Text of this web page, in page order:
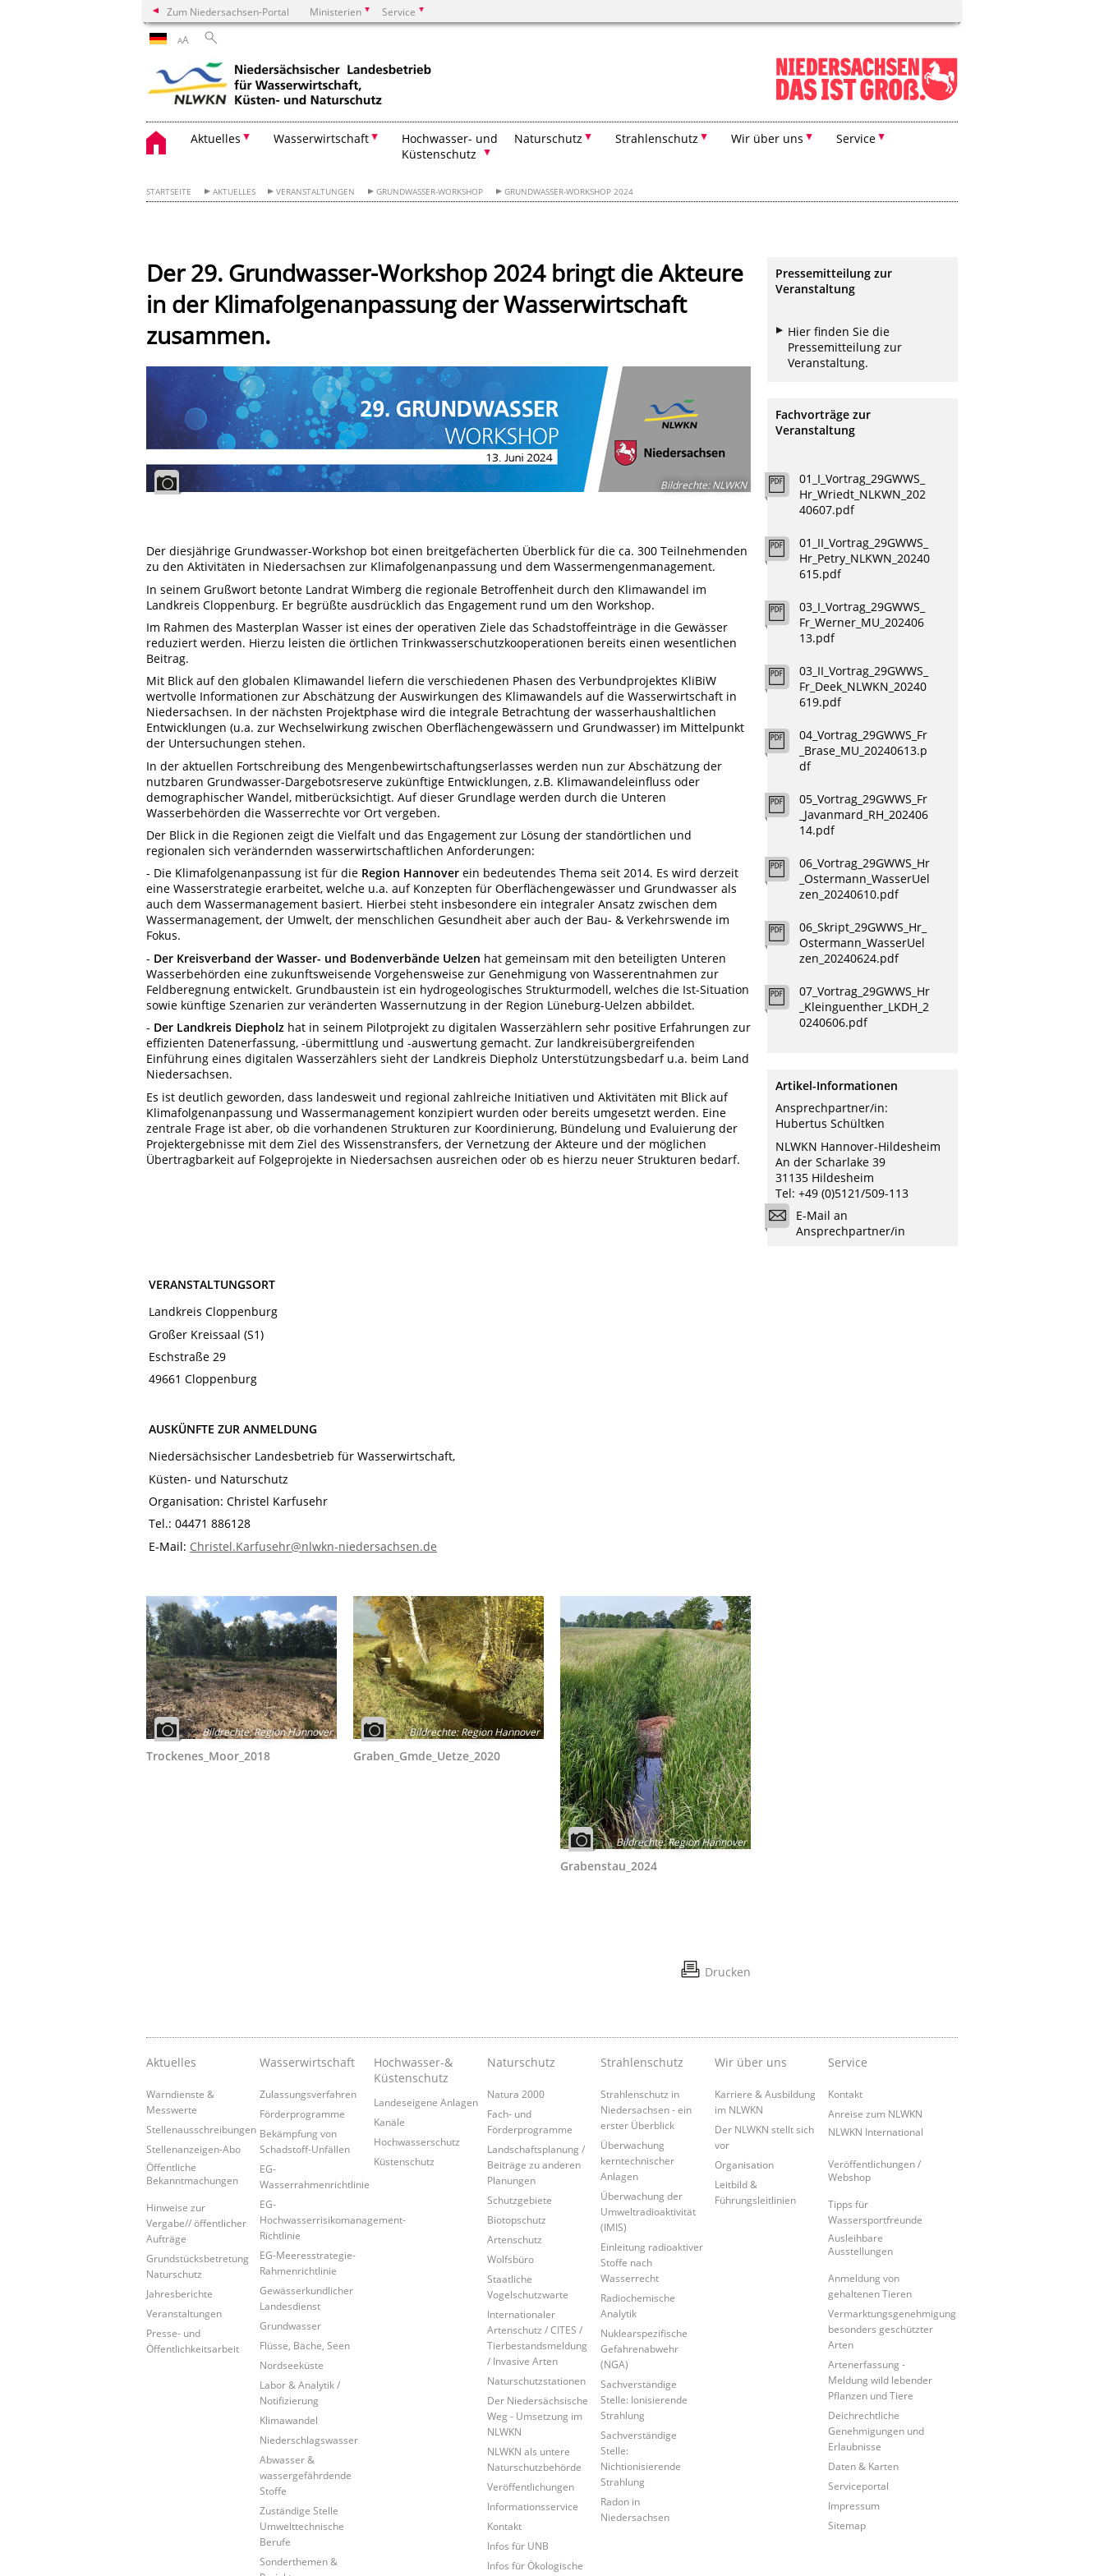
Zum Niedersachsen-Portal Ministerien Service
AA
Aktuelles Wasserwirtschaft
Hochwasser- und
Küstenschutz
Naturschutz Strahlenschutz Wir über uns Service
STARTSEITE AKTUELLES VERANSTALTUNGEN GRUNDWASSER-WORKSHOP GRUNDWASSER-WORKSHOP 2024
Der 29. Grundwasser-Workshop 2024 bringt die Akteure
in der Klimafolgenanpassung der Wasserwirtschaft
zusammen.
Bildrechte:NLWKN
Der diesjährige Grundwasser-Workshop bot einen breitgefächerten Überblick für die ca. 300 Teilnehmenden
zu den Aktivitäten in Niedersachsen zur Klimafolgenanpassung und dem Wassermengenmanagement.
In seinem Grußwort betonte Landrat Wimberg die regionale Betroffenheit durch den Klimawandel im
Landkreis Cloppenburg. Er begrüßte ausdrücklich das Engagement rund um den Workshop.
Im Rahmen des Masterplan Wasser ist eines der operativen Ziele das Schadstoffeinträge in die Gewässer
reduziert werden. Hierzu leisten die örtlichen Trinkwasserschutzkooperationen bereits einen wesentlichen
Beitrag.
Mit Blick auf den globalen Klimawandel liefern die verschiedenen Phasen des Verbundprojektes KliBiW
wertvolle Informationen zur Abschätzung der Auswirkungen des Klimawandels auf die Wasserwirtschaft in
Niedersachsen. In der nächsten Projektphase wird die integrale Betrachtung der wasserhaushaltlichen
Entwicklungen (u.a. zur Wechselwirkung zwischen Oberflächengewässern und Grundwasser) im Mittelpunkt
der Untersuchungen stehen.
In der aktuellen Fortschreibung des Mengenbewirtschaftungserlasses werden nun zur Abschätzung der
nutzbaren Grundwasser-Dargebotsreserve zukünftige Entwicklungen, z.B. Klimawandeleinfluss oder
demographischer Wandel, mitberücksichtigt. Auf dieser Grundlage werden durch die Unteren
Wasserbehörden die Wasserrechte vor Ort vergeben.
Der Blick in die Regionen zeigt die Vielfalt und das Engagement zur Lösung der standörtlichen und
regionalen sich verändernden wasserwirtschaftlichen Anforderungen:
- Die Klimafolgenanpassung ist für die Region Hannover ein bedeutendes Thema seit 2014. Es wird derzeit
eine Wasserstrategie erarbeitet, welche u.a. auf Konzepten für Oberflächengewässer und Grundwasser als
auch dem Wassermanagement basiert. Hierbei steht insbesondere ein integraler Ansatz zwischen dem
Wassermanagement, der Umwelt, der menschlichen Gesundheit aber auch der Bau- & Verkehrswende im
Fokus.
- Der Kreisverband der Wasser- und Bodenverbände Uelzen hat gemeinsam mit den beteiligten Unteren
Wasserbehörden eine zukunftsweisende Vorgehensweise zur Genehmigung von Wasserentnahmen zur
Feldberegnung entwickelt. Grundbaustein ist ein hydrogeologisches Strukturmodell, welches die Ist-Situation
sowie künftige Szenarien zur veränderten Wassernutzung in der Region Lüneburg-Uelzen abbildet.
- Der Landkreis Diepholz hat in seinem Pilotprojekt zu digitalen Wasserzählern sehr positive Erfahrungen zur
effizienten Datenerfassung, -übermittlung und -auswertung gemacht. Zur landkreisübergreifenden
Einführung eines digitalen Wasserzählers sieht der Landkreis Diepholz Unterstützungsbedarf u.a. beim Land
Niedersachsen.
Es ist deutlich geworden, dass landesweit und regional zahlreiche Initiativen und Aktivitäten mit Blick auf
Klimafolgenanpassung und Wassermanagement konzipiert wurden oder bereits umgesetzt werden. Eine
zentrale Frage ist aber, ob die vorhandenen Strukturen zur Koordinierung, Bündelung und Evaluierung der
Projektergebnisse mit dem Ziel des Wissenstransfers, der Vernetzung der Akteure und der möglichen
Übertragbarkeit auf Folgeprojekte in Niedersachsen ausreichen oder ob es hierzu neuer Strukturen bedarf.
VERANSTALTUNGSORT
Landkreis Cloppenburg
Großer Kreissaal (S1)
Eschstraße 29
49661 Cloppenburg
AUSKÜNFTE ZUR ANMELDUNG
Niedersächsischer Landesbetrieb für Wasserwirtschaft,
Küsten- und Naturschutz
Organisation: Christel Karfusehr
Tel.: 04471 886128
E-Mail: Christel.Karfusehr@nlwkn-niedersachsen.de
Bildrechte:Region Hannover
Trockenes_Moor_2018
Bildrechte:Region Hannover
Graben_Gmde_Uetze_2020
Bildrechte:Region Hannover
Grabenstau_2024
Drucken
Pressemitteilung zur
Veranstaltung
Hier finden Sie die
Pressemitteilung zur
Veranstaltung.
Fachvorträge zur
Veranstaltung
01_I_Vortrag_29GWWS_
Hr_Wriedt_NLKWN_202
40607.pdf
01_II_Vortrag_29GWWS_
Hr_Petry_NLKWN_20240
615.pdf
03_I_Vortrag_29GWWS_
Fr_Werner_MU_202406
13.pdf
03_II_Vortrag_29GWWS_
Fr_Deek_NLWKN_20240
619.pdf
04_Vortrag_29GWWS_Fr
_Brase_MU_20240613.p
df
05_Vortrag_29GWWS_Fr
_Javanmard_RH_202406
14.pdf
06_Vortrag_29GWWS_Hr
_Ostermann_WasserUel
zen_20240610.pdf
06_Skript_29GWWS_Hr_
Ostermann_WasserUel
zen_20240624.pdf
07_Vortrag_29GWWS_Hr
_Kleinguenther_LKDH_2
0240606.pdf
Artikel-Informationen
Ansprechpartner/in:
Hubertus Schültken
NLWKN Hannover-Hildesheim
An der Scharlake 39
31135 Hildesheim
Tel: +49 (0)5121/509-113
E-Mail an
Ansprechpartner/in
Aktuelles
Warndienste &
Messwerte
Stellenausschreibungen
Stellenanzeigen-Abo
Öffentliche
Bekanntmachungen
Hinweise zur
Vergabe// öffentlicher
Aufträge
Grundstücksbetretung
Naturschutz
Jahresberichte
Veranstaltungen
Presse- und
Öffentlichkeitsarbeit
Wasserwirtschaft
Zulassungsverfahren
Förderprogramme
Bekämpfung von
Schadstoff-Unfällen
EG-
Wasserrahmenrichtlinie
EG-
Hochwasserrisikomanagement-
Richtlinie
EG-Meeresstrategie-
Rahmenrichtlinie
Gewässerkundlicher
Landesdienst
Grundwasser
Flüsse, Bäche, Seen
Nordseeküste
Labor & Analytik /
Notifizierung
Klimawandel
Niederschlagswasser
Abwasser &
wassergefährdende
Stoffe
Zuständige Stelle
Umwelttechnische
Berufe
Sonderthemen &
Hochwasser-&
Küstenschutz
Landeseigene Anlagen
Kanäle
Hochwasserschutz
Küstenschutz
Naturschutz
Natura 2000
Fach- und
Förderprogramme
Landschaftsplanung /
Beiträge zu anderen
Planungen
Schutzgebiete
Biotopschutz
Artenschutz
Wolfsbüro
Staatliche
Vogelschutzwarte
Internationaler
Artenschutz / CITES /
Tierbestandsmeldung
/ Invasive Arten
Naturschutzstationen
Der Niedersächsische
Weg - Umsetzung im
NLWKN
NLWKN als untere
Naturschutzbehörde
Veröffentlichungen
Informationsservice
Kontakt
Infos für UNB
Infos für Ökologische
Strahlenschutz
Strahlenschutz in
Niedersachsen - ein
erster Überblick
Überwachung
kerntechnischer
Anlagen
Überwachung der
Umweltradioaktivität
(IMIS)
Einleitung radioaktiver
Stoffe nach
Wasserrecht
Radiochemische
Analytik
Nuklearspezifische
Gefahrenabwehr
(NGA)
Sachverständige
Stelle: Ionisierende
Strahlung
Sachverständige
Stelle:
Nichtionisierende
Strahlung
Radon in
Niedersachsen
Wir über uns
Karriere & Ausbildung
im NLWKN
Der NLWKN stellt sich
vor
Organisation
Leitbild &
Führungsleitlinien
Service
Kontakt
Anreise zum NLWKN
NLWKN International
Veröffentlichungen /
Webshop
Tipps für
Wassersportfreunde
Ausleihbare
Ausstellungen
Anmeldung von
gehaltenen Tieren
Vermarktungsgenehmigung
besonders geschützter
Arten
Artenerfassung -
Meldung wild lebender
Pflanzen und Tiere
Deichrechtliche
Genehmigungen und
Erlaubnisse
Daten & Karten
Serviceportal
Impressum
Sitemap